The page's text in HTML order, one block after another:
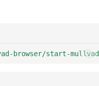
browser/start-